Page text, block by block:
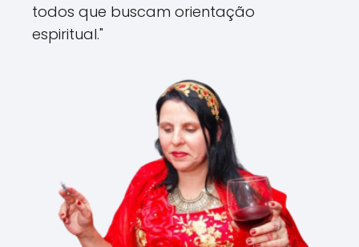
todos que buscam orientação
espiritual."